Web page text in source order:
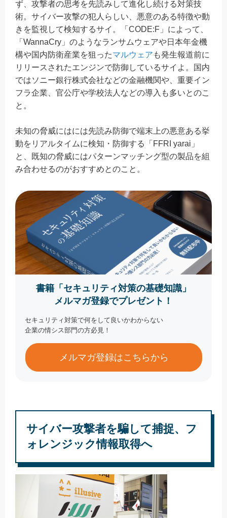
ず、攻撃者の思考を先読みして進化し続ける対策技
術。サイバー攻撃の犯人らしい、悪意のある特徴や動
きを監視して検知するサイ。「CODE:F」によって、
「WannaCry」のようなランサムウェアや日本年金機
構や国内防衛産業を狙ったマルウェア も発生報道前に
リリースされたエンジンで防御しているサイよ。国内
ではソニー銀行株式会社などの金融機関や、重要イン
フラ企業、官公庁や学校法人などの導入も多いとのこ
と。
未知の脅威にはには先読み防御で端末上の悪意ある挙
動をリアルタイムに検知・防御する「FFRI yarai」
と、既知の脅威にはパターンマッチング型の製品を組
み合わせるのがおすすめとのこと。
書籍「セキュリティ対策の基礎知識」
メルマガ登録でプレゼント！
セキュリティ対策で何をして良いかわからない
企業の情シス部門の方必見！
メルマガ登録はこちらから
サイバー攻撃者を騙して捕捉、フ
ォレンジック情報取得へ